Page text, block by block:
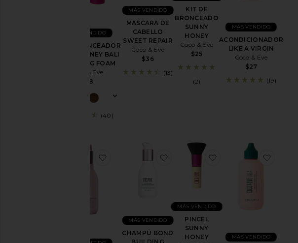
AUTOBRONCEADOR
SUNNY HONEY BALI
BRONZING FOAM
Coco & Eve
$38
MÁS VENDIDO
(40)
MASCARA DE
CABELLO
SWEET REPAIR
Coco & Eve
$36
MÁS VENDIDO
(13)
KIT DE
BRONCEADO
SUNNY
HONEY
Coco & Eve
$25
(2)
ACONDICIONADOR
LIKE A VIRGIN
Coco & Eve
$27
MÁS VENDIDO
(19)
favoritoACONDICIONADOR SIN ENJUAGUE LIKE A
CHAMPÚ BOND
MÁS VENDIDO
favoritoCHAMPÚ BOND BUILDING
PINCEL
SUNNY
HONEY
MÁS VENDIDO
favoritoPINCEL
MÁS VENDIDO